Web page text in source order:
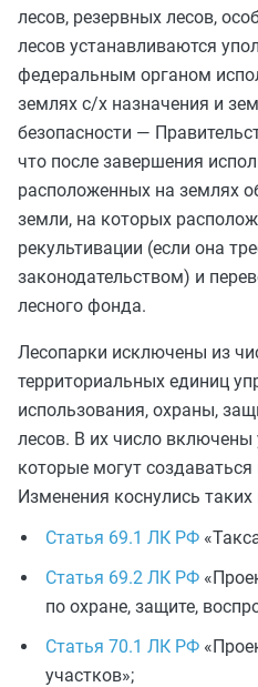
лесов, резервных лесов,
лесов устанавливаются
федеральным органом
землях с/х назначения и
безопасности —
что после завершения
расположенных на землях
земли, на которых
рекультивации (если она
законодательством) и
лесного фонда.
Лесопарки исключены из
территориальных единиц
использования, охраны,
лесов. В их число включены
которые могут создаваться
Изменения коснулись
Статья 69.1 ЛК РФ
Статья 69.2 ЛК РФ
по охране, защите,
Статья 70.1 ЛК РФ
участков»;